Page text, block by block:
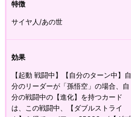
特徴
サイヤ人/あの世
効果
【起動 戦闘中】【自分のターン中】自
分のリーダーが「孫悟空」の場合、自
分の戦闘中の【進化】を持つカード
は、この戦闘中、【ダブルストライ